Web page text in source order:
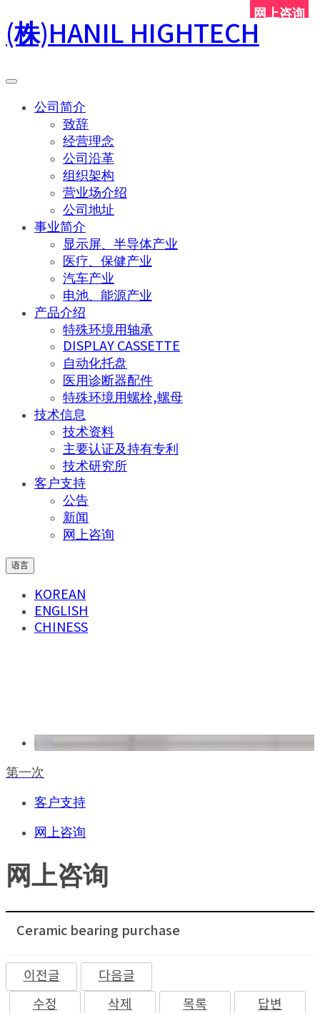
(株)HANIL HIGHTECH
Toggle
公司简介
致辞
经营理念
公司沿革
组织架构
营业场介绍
公司地址
事业简介
显示屏、半导体产业
医疗、保健产业
汽车产业
电池、能源产业
产品介绍
特殊环境用轴承
DISPLAY CASSETTE
自动化托盘
医用诊断器配件
特殊环境用螺栓,螺母
技术信息
技术资料
主要认证及持有专利
技术研究所
客户支持
公告
新闻
网上咨询
语言
KOREAN
ENGLISH
CHINESS
第一次
客户支持
网上咨询
网上咨询
网上咨询
Ceramic bearing purchase
이전글
다음글
수정
삭제 목록
답변